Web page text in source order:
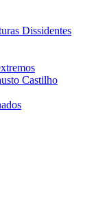
Dissidentes
Castilho